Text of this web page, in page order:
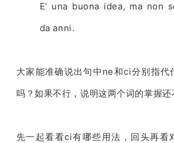
E‘ una buona idea, ma non
da anni.
大家能准确说出句中ne和ci分别指代
吗？如果不行，说明这两个词的掌握还
先一起看看ci有哪些用法，回头再看